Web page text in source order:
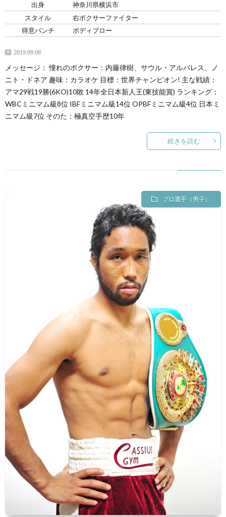
出身
神奈川県横浜市
スタイル
右ボクサーファイター
得意パンチ
ボディブロー
2019.09.08
メッセージ： 憧れのボクサー：内藤律樹、サウル・アルバレス、ノ
ニト・ドネア 趣味：カラオケ 目標：世界チャンピオン! 主な戦績：
アマ29戦19勝(6KO)10敗 14年全日本新人王(東技能賞) ランキング：
WBCミニマム級8位 IBFミニマム級14位 OPBFミニマム級4位 日本ミ
ニマム級7位 そのた：極真空手歴10年
続きを読む
プロ選手（男子）